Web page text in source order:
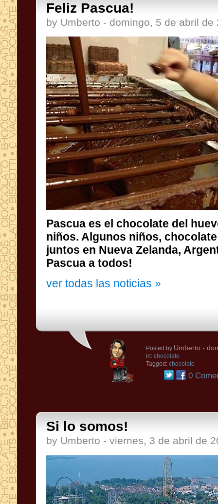
Feliz Pascua!
by Umberto - domingo, 5 de abril de
Pascua es el chocolate del
niños. Algunos niños, chocolate
juntos en Nueva Zelanda,
Pascua a todos!
ver todas las noticias »
Posted by Umberto -
in: chocolate
Tagged: chocolate
0
Si lo somos!
by Umberto - viernes, 3 de abril de